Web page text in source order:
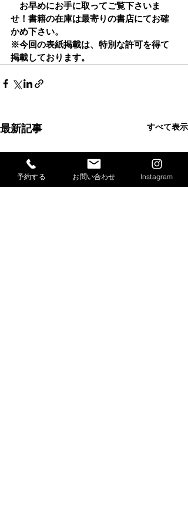
お早めにお手に取ってご覧下さいま
せ！書籍の在庫は最寄りの書店にてお確
かめ下さい。
⁡※今回の表紙掲載は、特別な許可を得て
掲載しております。
最新記事 すべて表示
予約する お問い合わせ Instagram